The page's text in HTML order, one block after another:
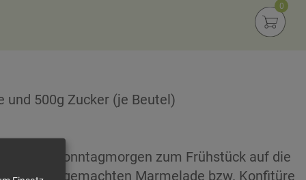
0
und 500g Zucker (je Beutel)
am Sonntagmorgen zum Frühstück auf die
selbstgemachten Marmelade bzw. Konfitüre